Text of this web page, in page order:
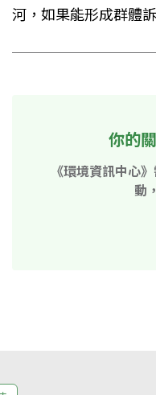
河，如果能形成群體
你的
《環境資訊中心
動